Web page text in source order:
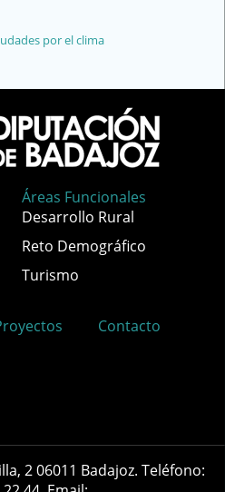
Áreas Funcionales
Desarrollo Rural
Reto Demográfico
Turismo
Contacto
2 06011 Badajoz. Teléfono: